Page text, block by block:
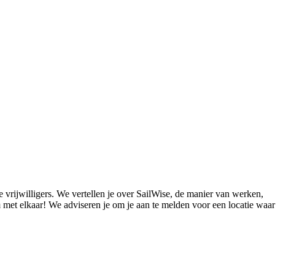
vrijwilligers. We vertellen je over SailWise, de manier van werken,
elkaar! We adviseren je om je aan te melden voor een locatie waar